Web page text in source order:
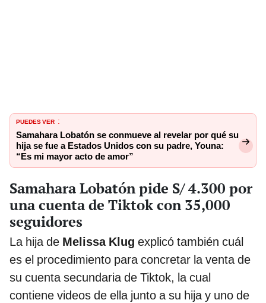
PUEDES VER :
Samahara Lobatón se conmueve al revelar por qué su
hija se fue a Estados Unidos con su padre, Youna:
“Es mi mayor acto de amor”
Samahara Lobatón pide S/ 4.300 por
una cuenta de Tiktok con 35,000
seguidores
La hija de Melissa Klug explicó también cuál
es el procedimiento para concretar la venta de
su cuenta secundaria de Tiktok, la cual
contiene videos de ella junto a su hija y uno de